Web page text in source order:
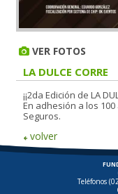
VER FOTOS
LA DULCE CORRE
¡¡2da Edición de LA
En adhesión a los
Seguros.
volver
Teléfonos